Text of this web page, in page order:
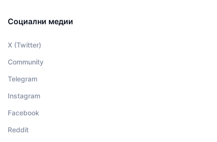
Социални медии
X (Twitter)
Community
Telegram
Instagram
Facebook
Reddit